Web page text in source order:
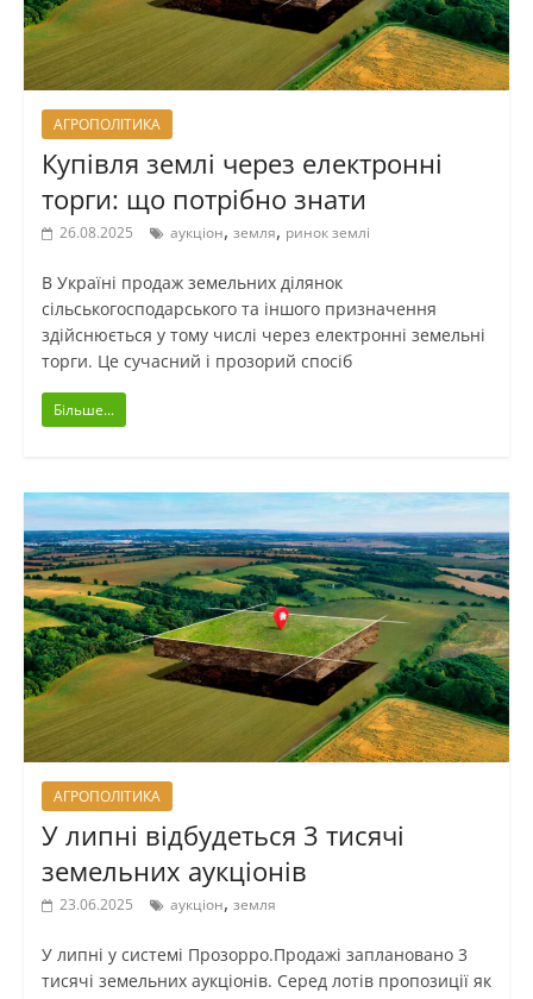
АГРОПОЛІТИКА
Купівля землі через електронні
торги: що потрібно знати
26.08.2025 аукціон, земля, ринок землі
В Україні продаж земельних ділянок
сільськогосподарського та іншого призначення
здійснюється у тому числі через електронні земельні
торги. Це сучасний і прозорий спосіб
Більше...
АГРОПОЛІТИКА
У липні відбудеться 3 тисячі
земельних аукціонів
23.06.2025 аукціон, земля
У липні у системі Прозорро.Продажі заплановано 3
тисячі земельних аукціонів. Серед лотів пропозиції як